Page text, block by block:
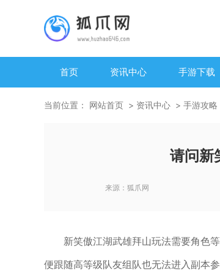
首页 资讯中心 手游下载
当前位置： 网站首页 资讯中心 手游攻略
请问新
来源： 狐爪网
新笑傲江湖武雄拜山玩法需要角色
便跟随高等级队友组队也无法进入副本